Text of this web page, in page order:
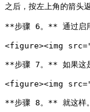
之后，按左上角的箭头
**步骤 6。** 通过启
<figure><img
**步骤 7。** 如果这
<figure><img
**步骤 8。** 就这样。